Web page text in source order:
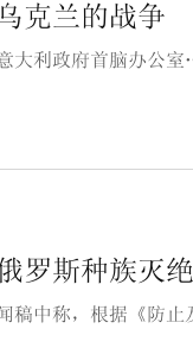
克兰的战争
大利政府首脑办公室
罗斯种族灭
稿中称，根据《防止